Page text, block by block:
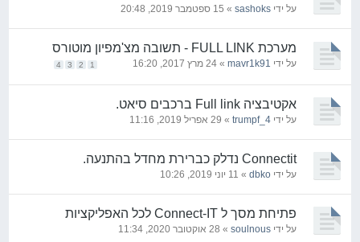
על ידיsashoks » 15 ספטמבר 2019, 20:48
מערכת FULL LINK - תשובה מצ'מפיון מוטורס
1
2
3
4 על ידי mavr1k91 » 24 מרץ 2017, 16:20
אקטיבציה Full link ברכבים סיאט.
על ידיtrumpf_4 » 29 אפריל 2019, 11:16
Connectit נדלק כברירת מחדל בהתנעה.
על ידיdbko » 11 יוני 2019, 10:26
פתיחת מסך ל Connect-IT לכל האפליקציות
על ידיsoulnous » 28 אוקטובר 2020, 11:34